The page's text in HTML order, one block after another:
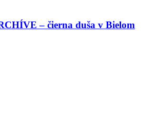
– čierna duša v Bielom